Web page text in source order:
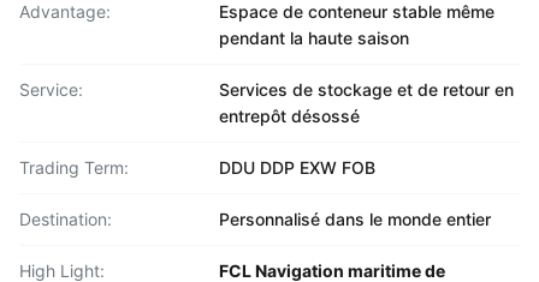
Advantage:
Espace de conteneur stable même
pendant la haute saison
Service:
Services de stockage et de retour en
entrepôt désossé
Trading Term: DDU DDP EXW FOB
Destination: Personnalisé dans le monde entier
High Light:
FCL Navigation maritime de